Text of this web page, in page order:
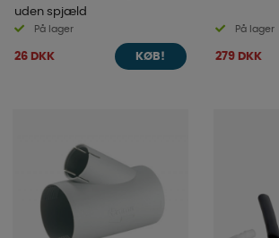
uden spjæld
På lager
26 DKK KØB!
På lager
279 DKK